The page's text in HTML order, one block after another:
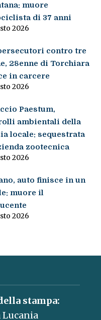
muore
di 37 anni
2026
contro tre
28enne di Torchiara
in carcere
2026
Paestum,
ambientali della
locale: sequestrata
zootecnica
2026
auto finisce in un
muore il
2026
stampa: